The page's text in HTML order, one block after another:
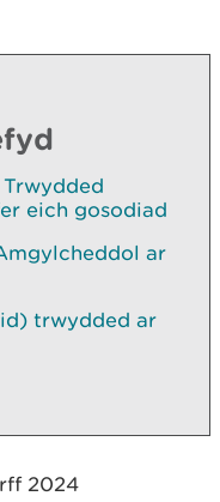
eich gosodiad
ar
trwydded ar
2024